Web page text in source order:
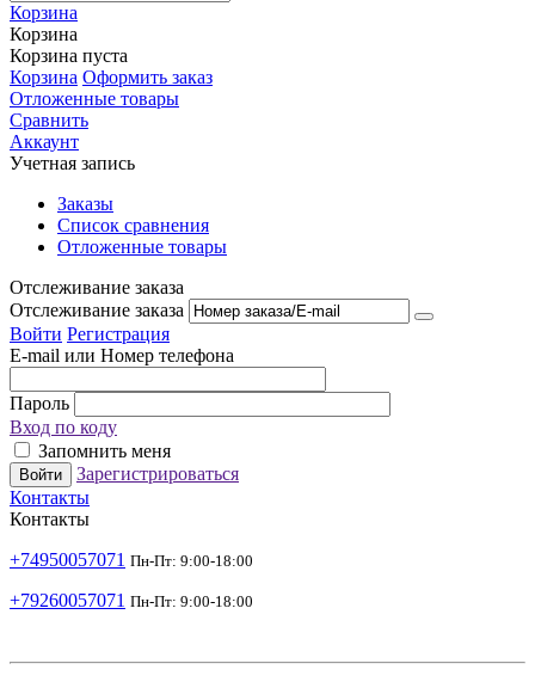
Корзина
Корзина
Корзина пуста
Корзина Оформить заказ
Отложенные товары
Сравнить
Аккаунт
Учетная запись
Заказы
Список сравнения
Отложенные товары
Отслеживание заказа
Отслеживание заказа
Войти Регистрация
E-mail или Номер телефона
Пароль
Вход по коду
Запомнить меня
Войти
Зарегистрироваться
Контакты
Контакты
+74950057071 Пн-Пт: 9:00-18:00
+79260057071 Пн-Пт: 9:00-18:00